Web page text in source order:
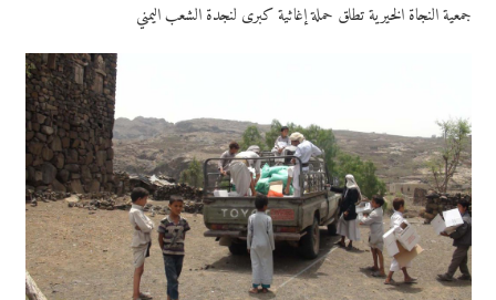
جمعية النجاة الخيرية تطلق حملة إغاثية كبرى لنجدة الشعب اليمني